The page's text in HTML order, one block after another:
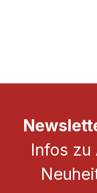
Infos zu